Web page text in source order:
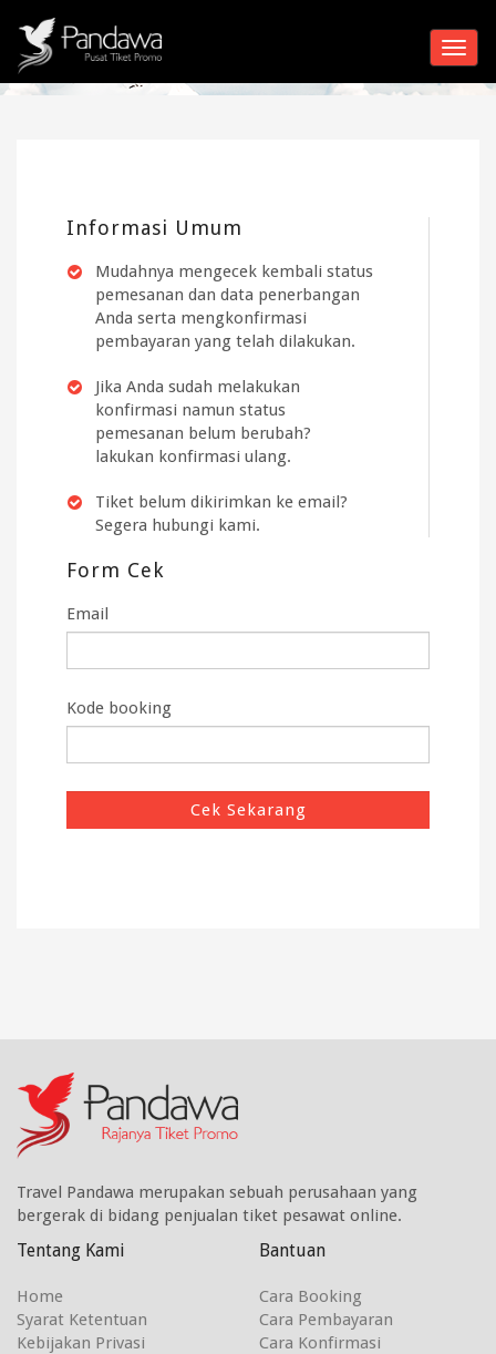
Cek Pemesanan Status Pemesanan
Informasi Umum
Mudahnya mengecek kembali status
pemesanan dan data penerbangan
Anda serta mengkonfirmasi
pembayaran yang telah dilakukan.
Jika Anda sudah melakukan
konfirmasi namun status
pemesanan belum berubah?
lakukan konfirmasi ulang.
Tiket belum dikirimkan ke email?
Segera hubungi kami.
Form Cek
Email
Kode booking
Cek Sekarang
Travel Pandawa merupakan sebuah perusahaan yang
bergerak di bidang penjualan tiket pesawat online.
Tentang Kami
Home
Syarat Ketentuan
Kebijakan Privasi
Bantuan
Cara Booking
Cara Pembayaran
Cara Konfirmasi